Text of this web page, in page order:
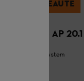
NOUVEAUTÉ
Batterie AP 20.1
ALLPRO-System